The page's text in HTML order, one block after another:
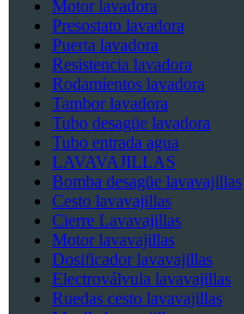
Motor lavadora
Presostato lavadora
Puerta lavadora
Resistencia lavadora
Rodamientos lavadora
Tambor lavadora
Tubo desagüe lavadora
Tubo entrada agua
LAVAVAJILLAS
Bomba desagüe lavavajillas
Cesto lavavajillas
Cierre Lavavajillas
Motor lavavajillas
Dosificador lavavajillas
Electroválvula lavavajillas
Ruedas cesto lavavajillas